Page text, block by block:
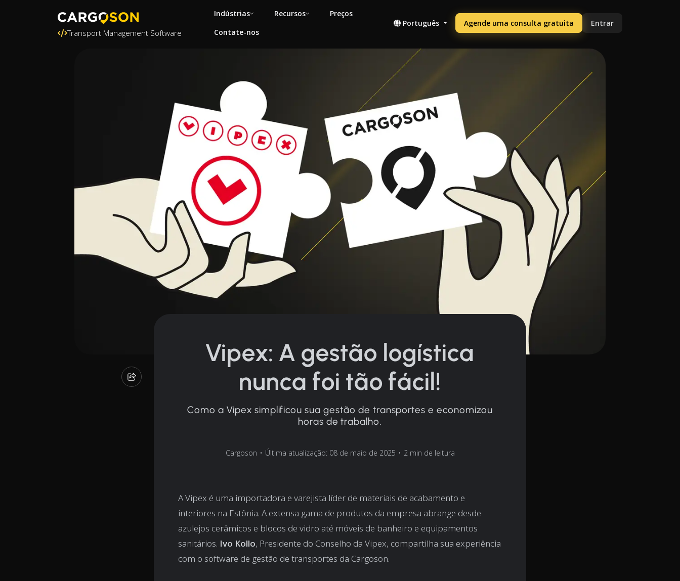
Transport Management Software
Indústrias Recursos
Preços
Contate-nos
Português Agende uma consulta gratuita Entrar
Vipex: A gestão logística
nunca foi tão fácil!
Como a Vipex simplificou sua gestão de transportes e economizou
horas de trabalho.
Cargoson • Última atualização: 08 de maio de 2025 • 2 min de leitura
A Vipex é uma importadora e varejista líder de materiais de acabamento e
interiores na Estônia. A extensa gama de produtos da empresa abrange desde
azulejos cerâmicos e blocos de vidro até móveis de banheiro e equipamentos
sanitários. Ivo Kollo, Presidente do Conselho da Vipex, compartilha sua experiência
com o software de gestão de transportes da Cargoson.